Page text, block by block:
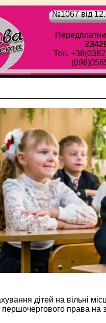
№1067 від
Тел.
дітей на вільні
права на